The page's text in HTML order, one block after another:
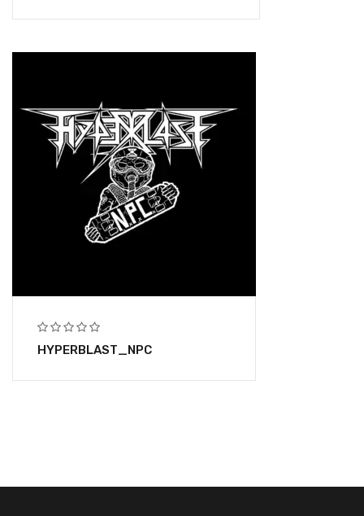
HYPERBLAST_NPC